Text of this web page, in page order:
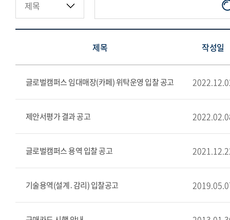
제목 작성일
글로벌캠퍼스 임대매장(카페) 위탁운영 입찰 공고
제안서평가 결과 공고
글로벌캠퍼스 용역 입찰 공고
기술용역(설계․감리) 입찰공고